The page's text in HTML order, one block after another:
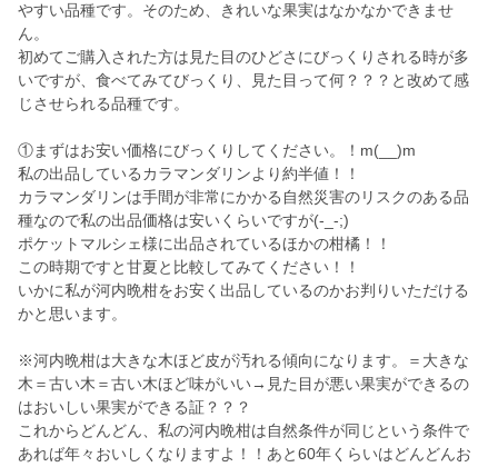
やすい品種です。そのため、きれいな果実はなかなかできませ
ん。
初めてご購入された方は見た目のひどさにびっくりされる時が多
いですが、食べてみてびっくり、見た目って何？？？と改めて感
じさせられる品種です。
①まずはお安い価格にびっくりしてください。！m(__)m
私の出品しているカラマンダリンより約半値！！
カラマンダリンは手間が非常にかかる自然災害のリスクのある品
種なので私の出品価格は安いくらいですが(-_-;)
ポケットマルシェ様に出品されているほかの柑橘！！
この時期ですと甘夏と比較してみてください！！
いかに私が河内晩柑をお安く出品しているのかお判りいただける
かと思います。
※河内晩柑は大きな木ほど皮が汚れる傾向になります。＝大きな
木＝古い木＝古い木ほど味がいい→見た目が悪い果実ができるの
はおいしい果実ができる証？？？
これからどんどん、私の河内晩柑は自然条件が同じという条件で
あれば年々おいしくなりますよ！！あと60年くらいはどんどんお